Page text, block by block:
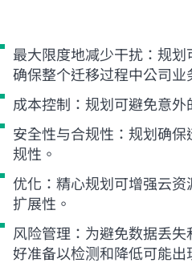
最大限度地减少干扰：规
确保整个迁移过程中公司业
成本控制：规划可避免意外
安全性与合规性：规划确
规性。
优化：精心规划可增强云
扩展性。
风险管理：为避免数据丢
好准备以检测和降低可能出